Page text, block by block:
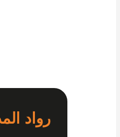
رواد المدى